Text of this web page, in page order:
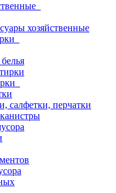
хозяйственные
салфетки, перчатки